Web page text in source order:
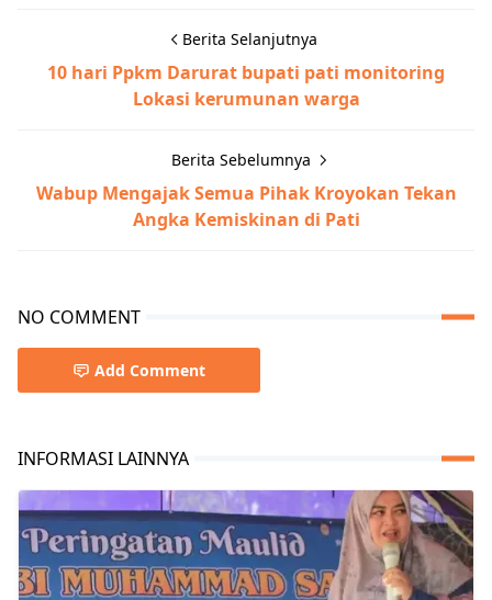
Berita Selanjutnya
10 hari Ppkm Darurat bupati pati monitoring
Lokasi kerumunan warga
Berita Sebelumnya
Wabup Mengajak Semua Pihak Kroyokan Tekan
Angka Kemiskinan di Pati
NO COMMENT
Add Comment
INFORMASI LAINNYA